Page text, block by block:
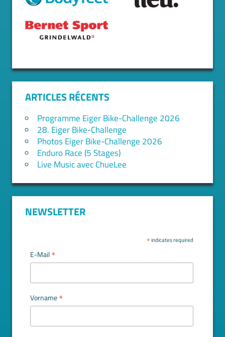
ARTICLES RÉCENTS
Programme Eiger Bike-Challenge 2026
28. Eiger Bike-Challenge
Photos Eiger Bike-Challenge 2026
Enduro Race (5 Stages)
Live Music avec ChueLee
NEWSLETTER
*indicates required
E-Mail*
Vorname*